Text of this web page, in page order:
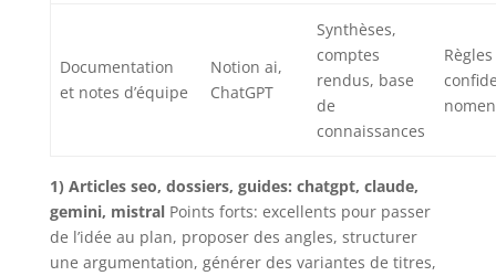
Documentation
et notes d’équipe
Notion ai,
ChatGPT
Synthèses,
comptes
rendus, base
de
connaissances
1) Articles seo, dossiers, guides: chatgpt, claude,
gemini, mistralPoints forts: excellents pour passer
de l’idée au plan, proposer des angles, structurer
une argumentation, générer des variantes de titres,